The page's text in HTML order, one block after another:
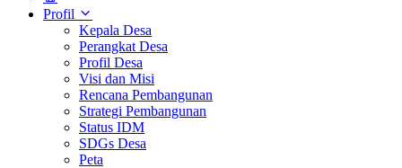
Profil
Kepala Desa
Perangkat Desa
Profil Desa
Visi dan Misi
Rencana Pembangunan
Strategi Pembangunan
Status IDM
SDGs Desa
Peta